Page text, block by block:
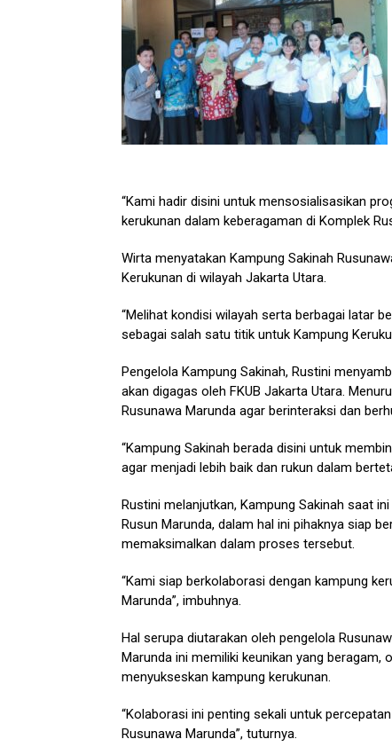
“Kami hadir disini untuk mensosialisasikan
kerukunan dalam keberagaman di Komplek
Wirta menyatakan Kampung Sakinah
Kerukunan di wilayah Jakarta Utara.
“Melihat kondisi wilayah serta berbagai latar
sebagai salah satu titik untuk Kampung
Pengelola Kampung Sakinah, Rustini
akan digagas oleh FKUB Jakarta Utara.
Rusunawa Marunda agar berinteraksi dan
“Kampung Sakinah berada disini untuk
agar menjadi lebih baik dan rukun dalam
Rustini melanjutkan, Kampung Sakinah saat
Rusun Marunda, dalam hal ini pihaknya siap
memaksimalkan dalam proses tersebut.
“Kami siap berkolaborasi dengan kampung
Marunda”, imbuhnya.
Hal serupa diutarakan oleh pengelola
Marunda ini memiliki keunikan yang
menyukseskan kampung kerukunan.
“Kolaborasi ini penting sekali untuk
Rusunawa Marunda”, tuturnya.